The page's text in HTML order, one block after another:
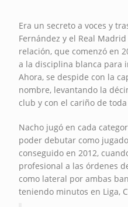
Era un secreto a voces y
Fernández y el Real
relación, que comenzó en
a la disciplina blanca para
Ahora, se despide con la
nombre, levantando la
club y con el cariño de
Nacho jugó en cada
poder debutar como
conseguido en 2012,
profesional a las órdenes
como lateral por ambas
teniendo minutos en Liga,